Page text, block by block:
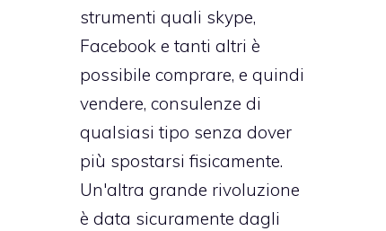
strumenti quali skype,
Facebook e tanti altri è
possibile comprare, e quindi
vendere, consulenze di
qualsiasi tipo senza dover
più spostarsi fisicamente.
Un'altra grande rivoluzione
è data sicuramente dagli